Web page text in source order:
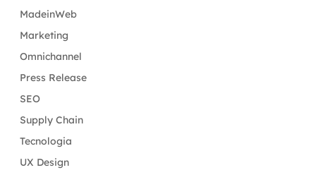
MadeinWeb
Marketing
Omnichannel
Press Release
SEO
Supply Chain
Tecnologia
UX Design